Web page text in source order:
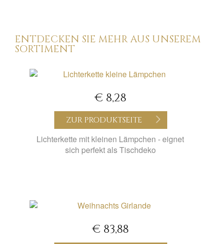
ENTDECKEN SIE MEHR AUS UNSEREM
SORTIMENT
€ 8,28
ZUR PRODUKTSEITE
Lichterkette mit kleinen Lämpchen - eignet
sich perfekt als Tischdeko
€ 83,88